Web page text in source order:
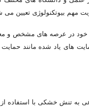
مهم بیوتکنولوژی تعیین می
۵۰ درصد از فعالیت های خود در
های یاد شده مانند حمایت
به تنش خشکی با استفاده